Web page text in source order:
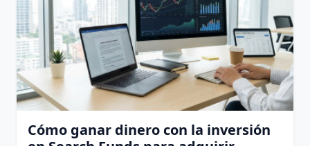
Cómo ganar dinero con la inversión